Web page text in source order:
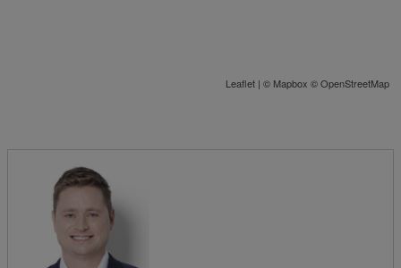
Leaflet | © Mapbox ©OpenStreetMap